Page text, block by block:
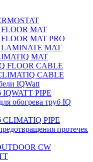
FLOOR MAT
MAT PRO
LAMINATE MAT
MAT
FLOOR CABLE
CABLE
IQWatt
IQWATT PIPE
обогрева труб IQ
CLIMATIQ PIPE
протечек
CW